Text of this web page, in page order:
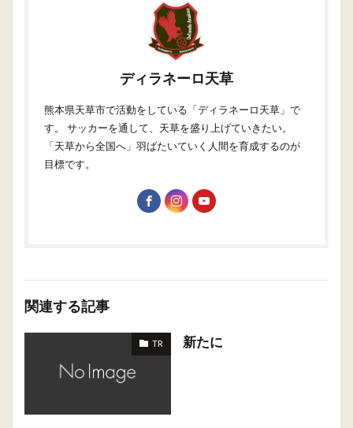
ディラネーロ天草
熊本県天草市で活動をしている「ディラネーロ天草」で
す。 サッカーを通して、天草を盛り上げていきたい。
「天草から全国へ」羽ばたいていく人間を育成するのが
目標です。
関連する記事
TR 新たに